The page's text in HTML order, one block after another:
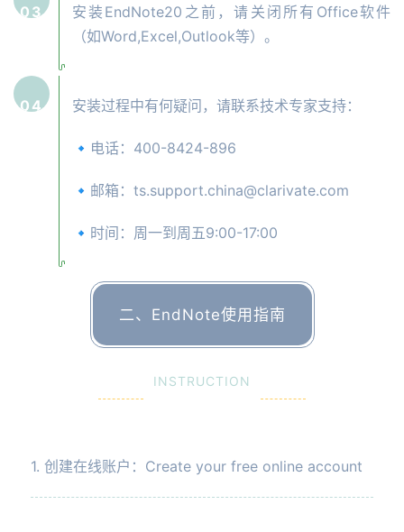
03
安装EndNote20之前，请关闭所有Office软件
（如Word,Excel,Outlook等）。
04 安装过程中有何疑问，请联系技术专家支持：
🔹电话：400-8424-896
🔹邮箱： ts.support.china@clarivate.com
🔹时间：周一到周五9:00-17:00
二、EndNote使用指南
INSTRUCTION
1. 创建在线账户：Create your free online account